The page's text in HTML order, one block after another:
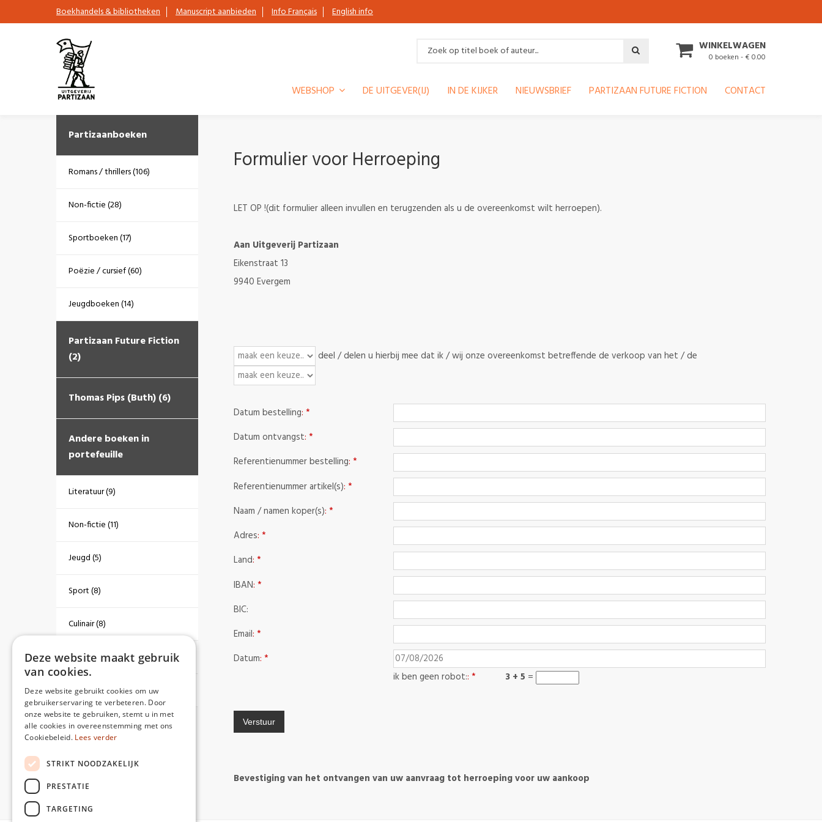
Boekhandels & bibliotheken Manuscript aanbieden Info Français English info
WINKELWAGEN
0 boeken - € 0.00
WEBSHOP DE UITGEVER(IJ) IN DE KIJKER NIEUWSBRIEF PARTIZAAN FUTURE FICTION CONTACT
Partizaanboeken
Romans / thrillers (106)
Non-fictie (28)
Sportboeken (17)
Poëzie / cursief (60)
Jeugdboeken (14)
Partizaan Future Fiction
(2)
Thomas Pips (Buth) (6)
Andere boeken in
portefeuille
Literatuur (9)
Non-fictie (11)
Jeugd (5)
Sport (8)
Culinair (8)
Poëzie (7)
Thrillers (1)
Formulier voor Herroeping
LET OP !(dit formulier alleen invullen en terugzenden als u de overeenkomst wilt herroepen).
Aan Uitgeverij Partizaan
Eikenstraat 13
9940 Evergem
deel / delen u hierbij mee dat ik / wij onze overeenkomst betreffende de verkoop van het / de
Datum bestelling: *
Datum ontvangst: *
Referentienummer bestelling: *
Referentienummer artikel(s): *
Naam / namen koper(s): *
Adres: *
Land: *
IBAN: *
BIC:
Email: *
Datum: *
ik ben geen robot:: * 3 + 5 =
Bevestiging van het ontvangen van uw aanvraag tot herroeping voor uw aankoop
Deze website maakt gebruik
van cookies.
Deze website gebruikt cookies om uw
gebruikerservaring te verbeteren. Door
onze website te gebruiken, stemt u in met
alle cookies in overeenstemming met ons
Cookiebeleid. Lees verder
STRIKT NOODZAKELIJK
PRESTATIE
TARGETING